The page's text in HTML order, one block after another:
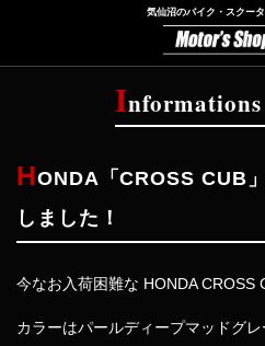
気仙沼のバイク・スクー
Informations
HONDA「CROSS CUB
しました！
今なお入荷困難な HONDA CROSS
カラーはパールディープマッドグレ